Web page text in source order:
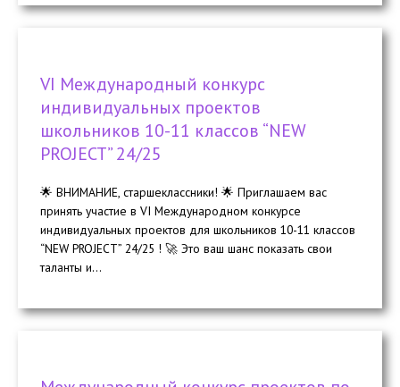
VI Международный конкурс
индивидуальных проектов
школьников 10-11 классов “NEW
PROJECT” 24/25
🌟 ВНИМАНИЕ, старшеклассники! 🌟 Приглашаем вас
принять участие в VI Международном конкурсе
индивидуальных проектов для школьников 10-11 классов
“NEW PROJECT” 24/25 ! 🚀 Это ваш шанс показать свои
таланты и...